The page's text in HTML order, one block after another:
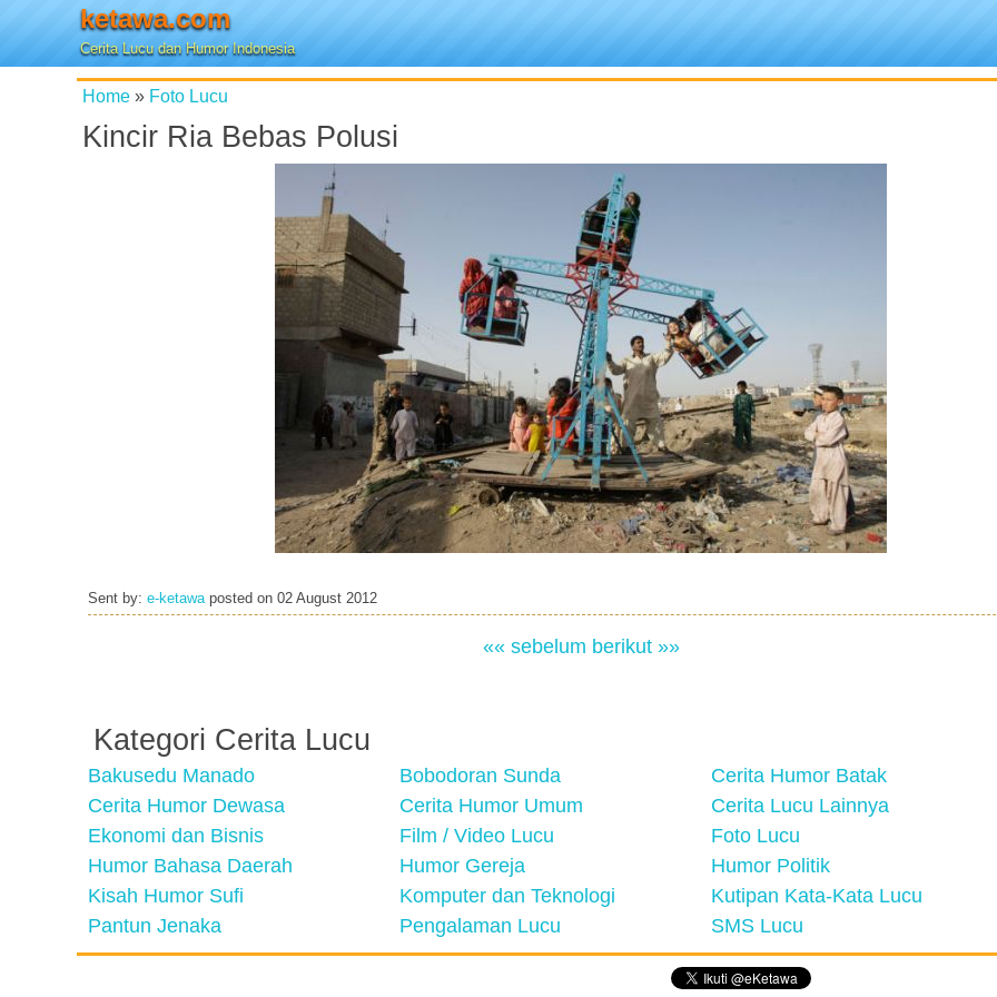
ketawa.com
Cerita Lucu dan Humor Indonesia
Home » Foto Lucu
Kincir Ria Bebas Polusi
Sent by: e-ketawaposted on 02 August 2012
«« sebelum berikut »»
Kategori Cerita Lucu
Bakusedu Manado Bobodoran Sunda
Cerita Humor Batak
Cerita Humor Dewasa
Cerita Humor Umum
Cerita Lucu Lainnya
Ekonomi dan Bisnis
Film / Video Lucu
Foto Lucu
Humor Bahasa Daerah
Humor Gereja
Humor Politik
Kisah Humor Sufi
Komputer dan Teknologi
Kutipan Kata-Kata Lucu
Pantun Jenaka
Pengalaman Lucu SMS Lucu